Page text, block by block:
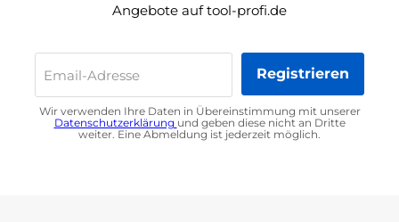
Angebote auf tool-profi.de
Email-Adresse Registrieren
Wir verwenden Ihre Daten in Übereinstimmung mit unserer
Datenschutzerklärung und geben diese nicht an Dritte
weiter. Eine Abmeldung ist jederzeit möglich.